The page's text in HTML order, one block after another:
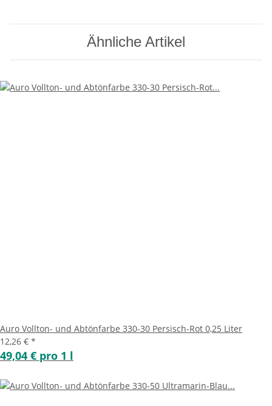
Ähnliche Artikel
Auro Vollton- und Abtönfarbe 330-30 Persisch-Rot 0,25 Liter
12,26 € *
49,04 € pro 1 l